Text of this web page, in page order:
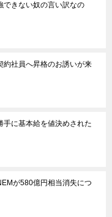
きない奴の言い訳なの
約社員へ昇格のお誘いが来
手に基本給を値決めされた
が580億円相当消失につ